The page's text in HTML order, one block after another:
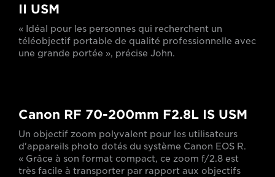
II USM
« Idéal pour les personnes qui recherchent un
téléobjectif portable de qualité professionnelle avec
une grande portée », précise John.
Canon RF 70-200mm F2.8L IS USM
Un objectif zoom polyvalent pour les utilisateurs
d'appareils photo dotés du système Canon EOS R.
« Grâce à son format compact, ce zoom f/2.8 est
très facile à transporter par rapport aux objectifs